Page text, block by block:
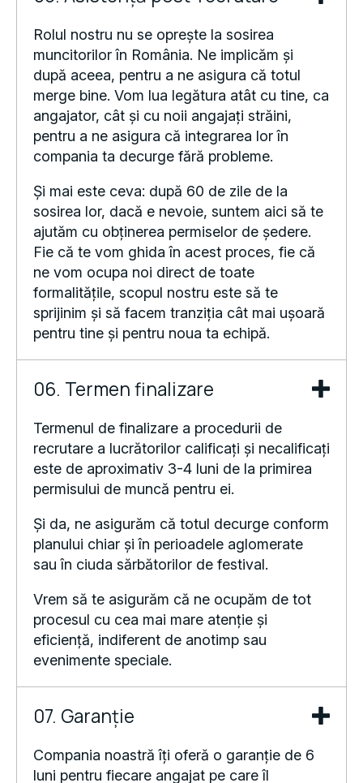
muncitorilor în România. Ne implicăm și
după aceea, pentru a ne asigura că totul
merge bine. Vom lua legătura atât cu tine, ca
angajator, cât și cu noii angajați străini,
pentru a ne asigura că integrarea lor în
compania ta decurge fără probleme.
sosirea lor, dacă e nevoie, suntem aici să te
ajutăm cu obținerea permiselor de ședere.
Fie că te vom ghida în acest proces, fie că
ne vom ocupa noi direct de toate
formalitățile, scopul nostru este să te
sprijinim și să facem tranziția cât mai ușoară
pentru tine și pentru noua ta echipă.
06. Termen finalizare
recrutare a lucrătorilor calificați și necalificați
este de aproximativ 3-4 luni de la primirea
permisului de muncă pentru ei.
planului chiar și în perioadele aglomerate
sau în ciuda sărbătorilor de festival.
procesul cu cea mai mare atenție și
eficiență, indiferent de anotimp sau
evenimente speciale.
07. Garanție
luni pentru fiecare angajat pe care îl